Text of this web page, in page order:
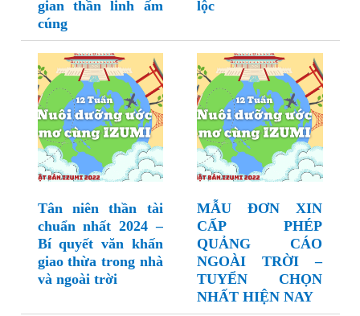
gian thần linh ấm
cúng
lộc
Tân niên thần tài
chuẩn nhất 2024 –
Bí quyết văn khấn
giao thừa trong nhà
và ngoài trời
MẪU ĐƠN XIN
CẤP PHÉP
QUẢNG CÁO
NGOÀI TRỜI –
TUYỂN CHỌN
NHẤT HIỆN NAY